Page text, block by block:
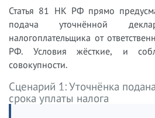
Статья 81 НК РФ прямо
подача уточнённой
налогоплательщика от
РФ. Условия жёсткие, и
совокупности.
Сценарий 1: Уточнёнка
срока уплаты налога